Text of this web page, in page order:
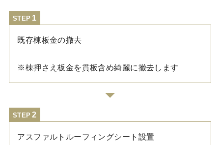
STEP
既存棟板金の撤去
※棟押さえ板金を貫板含め綺麗に撤去します
STEP
アスファルトルーフィングシート設置